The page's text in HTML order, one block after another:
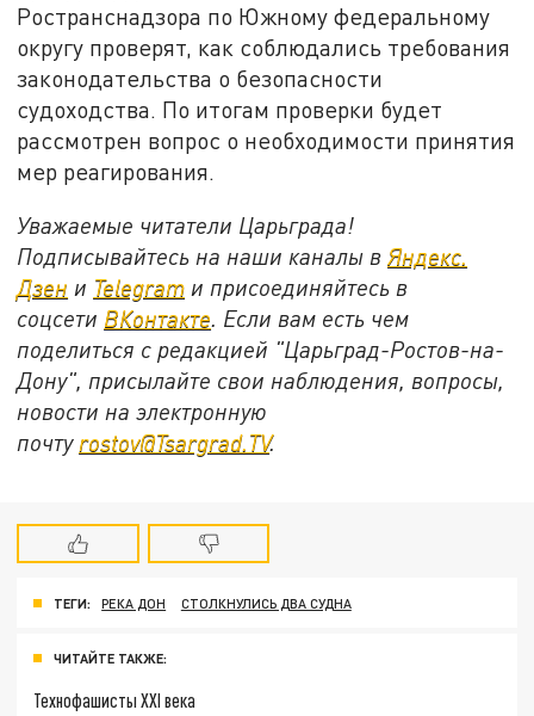
Ространснадзора по Южному федеральному
округу проверят, как соблюдались требования
законодательства о безопасности
судоходства. По итогам проверки будет
рассмотрен вопрос о необходимости принятия
мер реагирования.
Уважаемые читатели Царьграда!
Подписывайтесь на наши каналы вЯндекс.
Дзен и Telegram и присоединяйтесь в
соцсети ВКонтакте. Если вам есть чем
поделиться с редакцией "Царьград-Ростов-на-
Дону", присылайте свои наблюдения, вопросы,
новости на электронную
почту rostov@Tsargrad.ТV.
ТЕГИ: РЕКА ДОН СТОЛКНУЛИСЬ ДВА СУДНА
ЧИТАЙТЕ ТАКЖЕ:
Технофашисты XXI века